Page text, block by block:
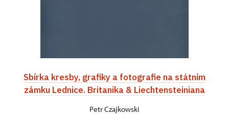
Sbírka kresby, grafiky a fotografie na státním
zámku Lednice. Britanika & Liechtensteiniana
Petr Czajkowski